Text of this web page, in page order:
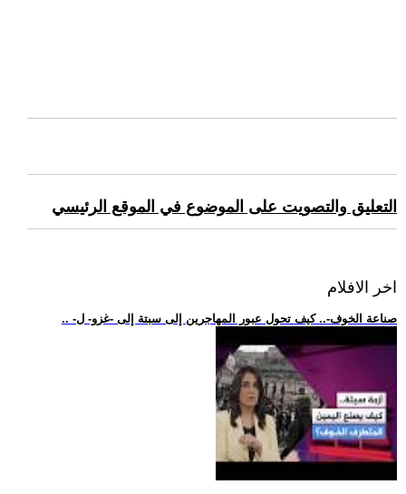
التعليق والتصويت على الموضوع في الموقع الرئيسي
اخر الافلام
.. -صناعة الخوف-.. كيف تحول عبور المهاجرين إلى سبتة إلى -غزو- ل